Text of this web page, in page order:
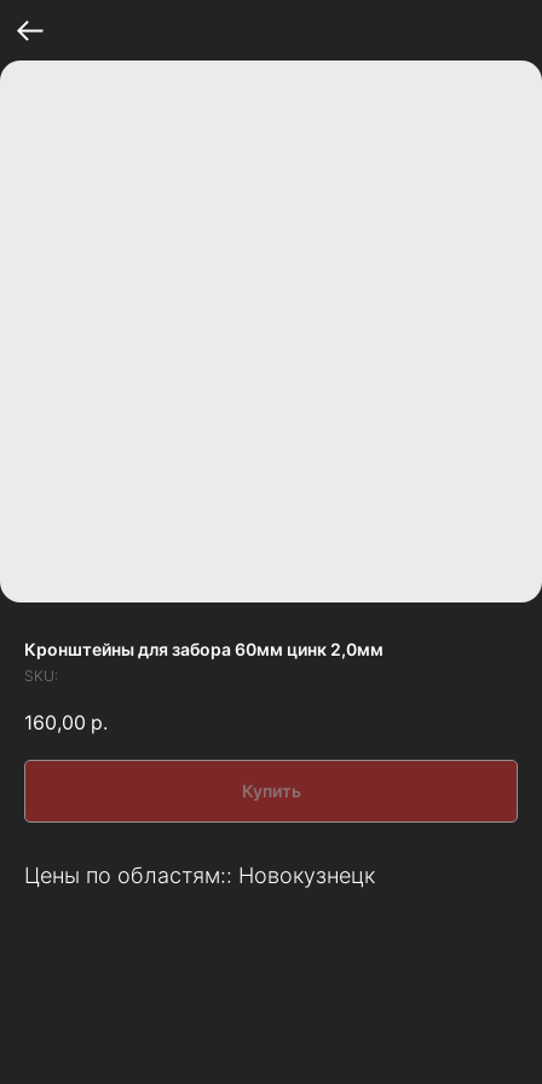
Кронштейны для забора 60мм цинк 2,0мм
SKU:
160,00 р.
Купить
Цены по областям:: Новокузнецк